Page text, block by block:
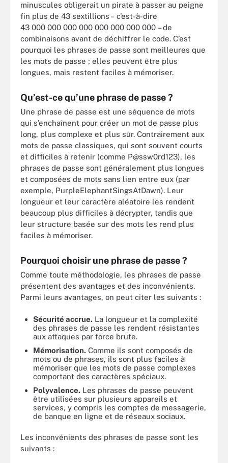
minuscules obligerait un pirate à passer au peigne
fin plus de 43 sextillions – c’est-à-dire
43 000 000 000 000 000 000 000 000 – de
combinaisons avant de déchiffrer le code. C’est
pourquoi les phrases de passe sont meilleures que
les mots de passe ; elles peuvent être plus
longues, mais restent faciles à mémoriser.
Qu’est-ce qu’une phrase de passe ?
Une phrase de passe est une séquence de mots
qui s’enchaînent pour créer un mot de passe plus
long, plus complexe et plus sûr. Contrairement aux
mots de passe classiques, qui sont souvent courts
et difficiles à retenir (comme P@ssw0rd123), les
phrases de passe sont généralement plus longues
et composées de mots sans lien entre eux (par
exemple, PurpleElephantSingsAtDawn). Leur
longueur et leur caractère aléatoire les rendent
beaucoup plus difficiles à décrypter, tandis que
leur structure basée sur des mots les rend plus
faciles à mémoriser.
Pourquoi choisir une phrase de passe ?
Comme toute méthodologie, les phrases de passe
présentent des avantages et des inconvénients.
Parmi leurs avantages, on peut citer les suivants :
Sécurité accrue. La longueur et la complexité
des phrases de passe les rendent résistantes
aux attaques par force brute.
Mémorisation. Comme ils sont composés de
mots ou de phrases, ils sont plus faciles à
mémoriser que les mots de passe complexes
comportant des caractères spéciaux.
Polyvalence. Les phrases de passe peuvent
être utilisées sur plusieurs appareils et
services, y compris les comptes de messagerie,
de banque en ligne et de réseaux sociaux.
Les inconvénients des phrases de passe sont les
suivants :